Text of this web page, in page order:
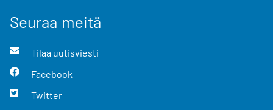
Seuraa meitä
Tilaa uutisviesti
Facebook
Twitter